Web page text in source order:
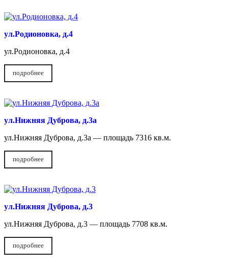
ул.Родионовка, д.4
ул.Родионовка, д.4
подробнее
ул.Нижняя Дуброва, д.3а
ул.Нижняя Дуброва, д.3а — площадь 7316 кв.м.
подробнее
ул.Нижняя Дуброва, д.3
ул.Нижняя Дуброва, д.3 — площадь 7708 кв.м.
подробнее